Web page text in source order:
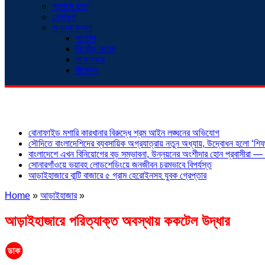
প্রবাসে ডাক
খেলাধুলা
অনন্যা সংবাদ
সংগঠন
নিখোঁজ সংবাদ
সাক্ষাৎকার
বিনোদন
বোনাফাইড মশারি কারখানার বিরুদ্ধে শ্রম আইন লঙ্ঘনের অভিযোগ
সৌদিতে বাংলাদেশিদের ব্যবসায়িক অগ্রযাত্রায় নতুন অধ্যায়, উদ্বোধন হলো ‘শিফা
বাংলাদেশে এখন বিনিয়োগের বড় সম্ভাবনা, উন্নয়নের অংশীদার হোন প্রবাসীরা
সোনারগাঁওয়ে ভয়াবহ লোডশেডিংয়ে জনজীবন চরমভাবে বিপর্যস্ত
আড়াইহাজারে বান্টি বাজারে ৫ গ্রাম হেরোইনসহ যুবক গ্রেপ্তার
Home » আড়াইহাজার»
আড়াইহাজারে পরিত্যাক্ত অবস্থায় ককটেল উদ্ধার